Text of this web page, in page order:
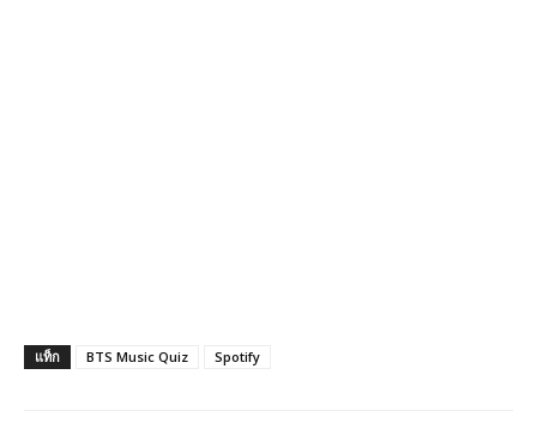
แท็ก BTS Music Quiz Spotify